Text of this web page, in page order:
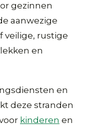
gezinnen
aanwezige
veilige, rustige
en
en
deze stranden
kinderen en